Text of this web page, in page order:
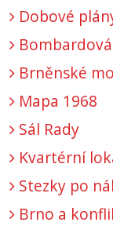
Dobové
Brněnské
Mapa 1968
Sál Rady
Kvartérní
Stezky po
Brno a